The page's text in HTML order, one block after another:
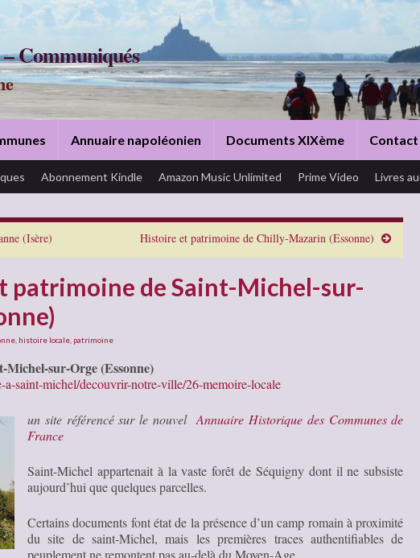
Communiqués
Annuaire napoléonien Documents XIXème Contact
Abonnement Kindle Amazon Music Unlimited Prime Video Livres
(Isère) Histoire et patrimoine de Chilly-Mazarin (Essonne)
patrimoine de Saint-Michel-sur-
histoire locale patrimoine
sur-Orge (Essonne)
saint-michel/decouvrir-notre-ville/26-memoire-locale
un site référencé sur le nouvelAnnuaire Historique des Communes de
France
Saint-Michel appartenait à la vaste forêt de Séquigny dont il ne subsiste
aujourd’hui que quelques parcelles.
Certains documents font état de la présence d’un camp romain à proximité
du site de saint-Michel, mais les premières traces authentifiables de
peuplement ne remontent pas au-delà du Moyen-Age…